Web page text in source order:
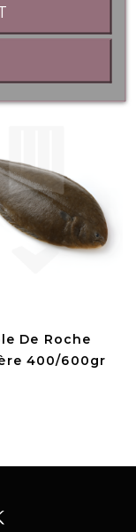
Paris
De Roche
400/600gr